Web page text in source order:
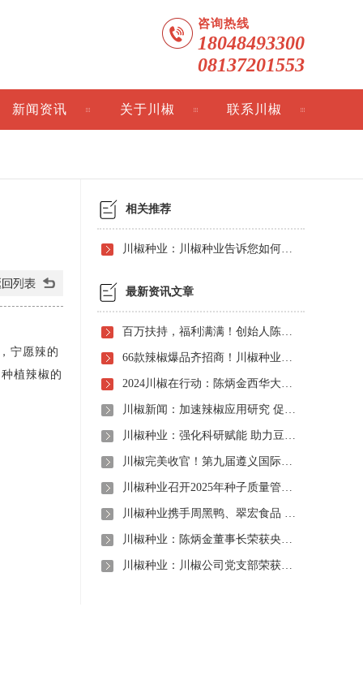
咨询热线
18048493300
08137201553
新闻资讯 关于川椒 联系川椒
宁愿辣的
植辣椒的
相关推荐
川椒种业：川椒种业告诉您如何辨别青椒种子的优劣
最新资讯文章
百万扶持，福利满满！创始人陈炳金先生辣椒育种40周年暨首届线上产品观摩招商会即将启动！
66款辣椒爆品齐招商！川椒种业首届线上观摩招商会竟有如此劲爆政策，诱人福利！
2024川椒在行动：陈炳金西华大学交流之旅
川椒新闻：加速辣椒应用研究 促进辣椒产业振兴
川椒种业：强化科研赋能 助力豆瓣产业高质量发展
川椒完美收官！第九届遵义国际辣椒博览会圆满落幕——川椒种业
川椒种业召开2025年种子质量管理自查会 严把质量关筑牢种业发展根基
川椒种业携手周黑鸭、翠宏食品 共启卤味专用辣椒定制新时代
川椒种业：陈炳金董事长荣获央视评选“2020年度最美退役军人”称号
川椒种业：川椒公司党支部荣获“优秀党组织称号”